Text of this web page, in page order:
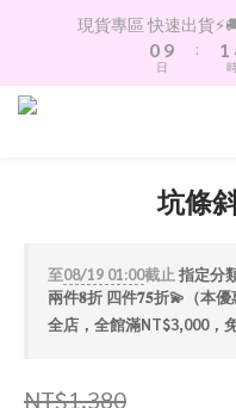
現貨專區 快速出貨
1
09
8
3
0
日
:
2
1
0
坑條
至08/19 01:00截止 指定分
兩件𝟖折 四件𝟕𝟓折💫（本優
全店，全館滿NT$3,000，
NT$1,380